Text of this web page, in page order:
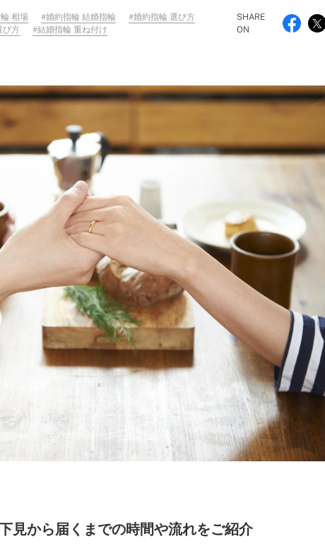
アフターサービス
ご購入方法・仕上げ日数
ブライダルアイテム
プロポーズサポート
ご来店予約について
コラム
相場 婚約指輪 結婚指輪
婚約指輪 選び方
び方 結婚指輪 重ね付け
SHARE
ON
見から届くまでの時間や流れをご紹介